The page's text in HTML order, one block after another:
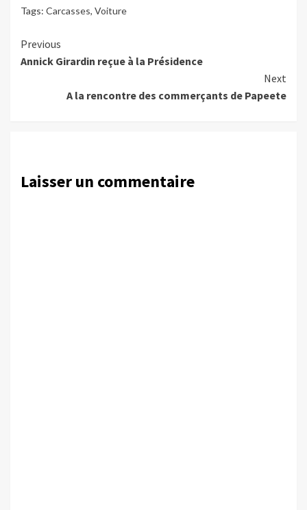
Tags: Carcasses, Voiture
Continue
Reading
Previous
Annick Girardin reçue à la Présidence
Next
A la rencontre des commerçants de Papeete
Laisser un commentaire